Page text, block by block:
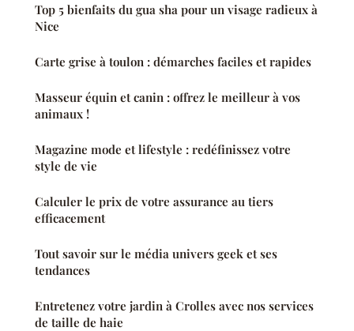
Top 5 bienfaits du gua sha pour un visage radieux à
Nice
Carte grise à toulon : démarches faciles et rapides
Masseur équin et canin : offrez le meilleur à vos
animaux !
Magazine mode et lifestyle : redéfinissez votre
style de vie
Calculer le prix de votre assurance au tiers
efficacement
Tout savoir sur le média univers geek et ses
tendances
Entretenez votre jardin à Crolles avec nos services
de taille de haie